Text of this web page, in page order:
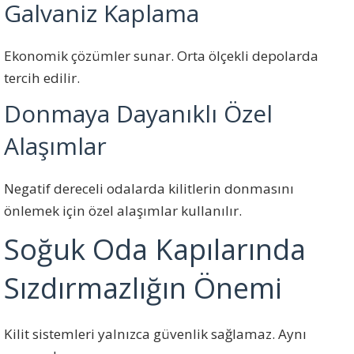
Galvaniz Kaplama
Ekonomik çözümler sunar. Orta ölçekli depolarda
tercih edilir.
Donmaya Dayanıklı Özel
Alaşımlar
Negatif dereceli odalarda kilitlerin donmasını
önlemek için özel alaşımlar kullanılır.
Soğuk Oda Kapılarında
Sızdırmazlığın Önemi
Kilit sistemleri yalnızca güvenlik sağlamaz. Aynı